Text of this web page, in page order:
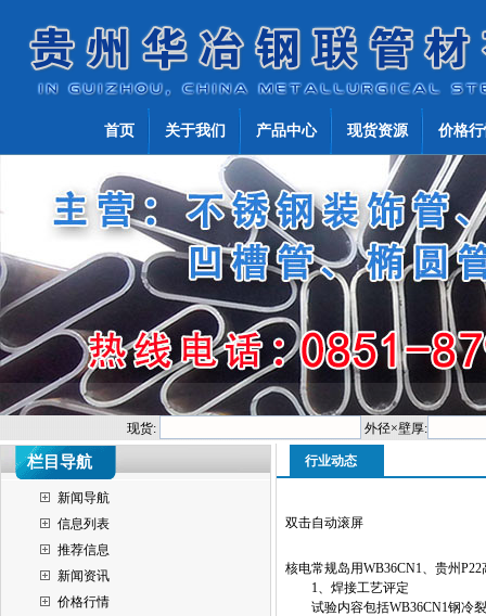
首页 关于我们 产品中心 现货资源 价格
现货: 外径×壁厚:
栏目导航
新闻导航
信息列表
推荐信息
新闻资讯
价格行情
行业动态
双击自动滚屏
核电常规岛用WB36CN1、贵州
1、焊接工艺评定
试验内容包括WB36CN1钢冷裂